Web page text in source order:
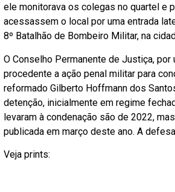
ele monitorava os colegas no quartel e
acessassem o local por uma entrada
8º Batalhão de Bombeiro Militar, na
O Conselho Permanente de Justiça, por
procedente a ação penal militar para
reformado Gilberto Hoffmann dos
detenção, inicialmente em regime
levaram à condenação são de 2022,
publicada em março deste ano. A
Veja prints: